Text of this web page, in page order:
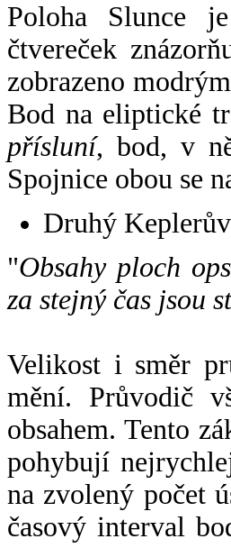
Poloha Slunce
čtvereček
zobrazeno
Bod na eliptické
přísluní, bod, v
Spojnice obou se
Druhý
"Obsahy ploch
za stejný čas jsou
Velikost i směr
mění. Průvodič
obsahem. Tento
pohybují
na zvolený počet
časový interval